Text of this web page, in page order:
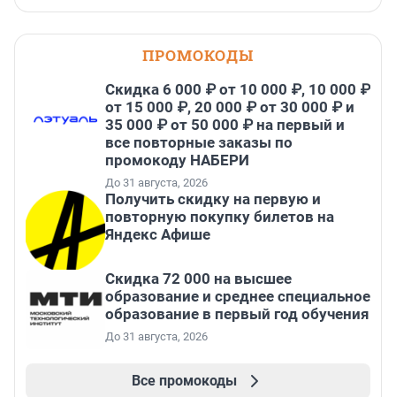
ПРОМОКОДЫ
Скидка 6 000 ₽ от 10 000 ₽, 10 000 ₽
от 15 000 ₽, 20 000 ₽ от 30 000 ₽ и
35 000 ₽ от 50 000 ₽ на первый и
все повторные заказы по
промокоду НАБЕРИ
До 31 августа, 2026
Получить скидку на первую и
повторную покупку билетов на
Яндекс Афише
Скидка 72 000 на высшее
образование и среднее специальное
образование в первый год обучения
До 31 августа, 2026
Все промокоды